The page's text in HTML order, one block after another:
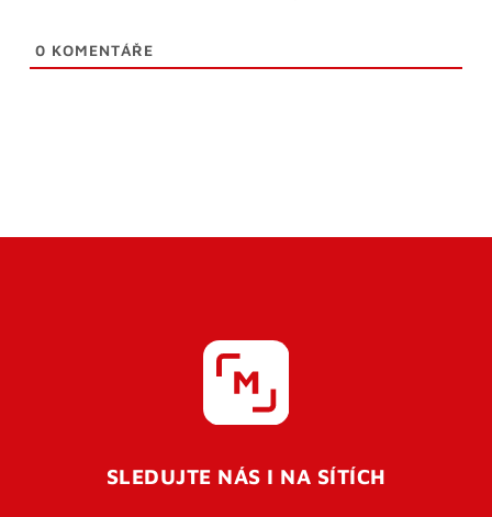
0 KOMENTÁŘE
SLEDUJTE NÁS I NA SÍTÍCH